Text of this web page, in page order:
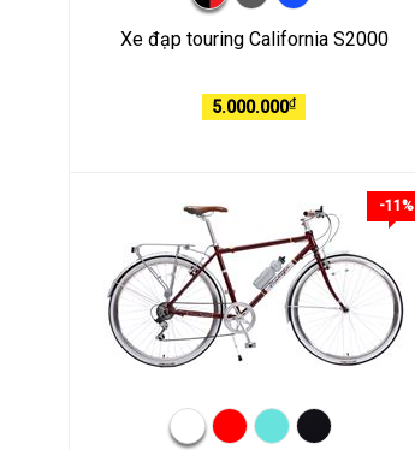
Xe đạp touring California S2000
5.000.000₫
-11%